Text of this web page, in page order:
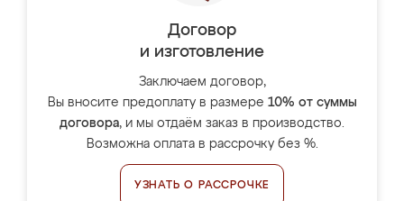
Договор
и изготовление
Заключаем договор,
Вы вносите предоплату в размере 10% от суммы
договора, и мы отдаём заказ в производство.
Возможна оплата в рассрочку без %.
УЗНАТЬ О РАССРОЧКЕ